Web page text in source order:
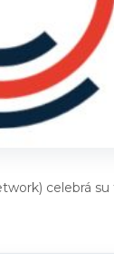
celebrá su